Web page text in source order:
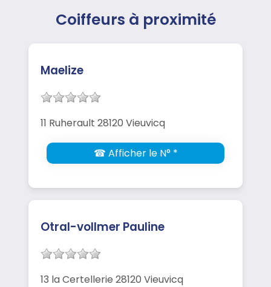
Coiffeurs à proximité
Maelize
11 Ruherault 28120 Vieuvicq
☎ Afficher le N° *
Otral-vollmer Pauline
13 la Certellerie 28120 Vieuvicq